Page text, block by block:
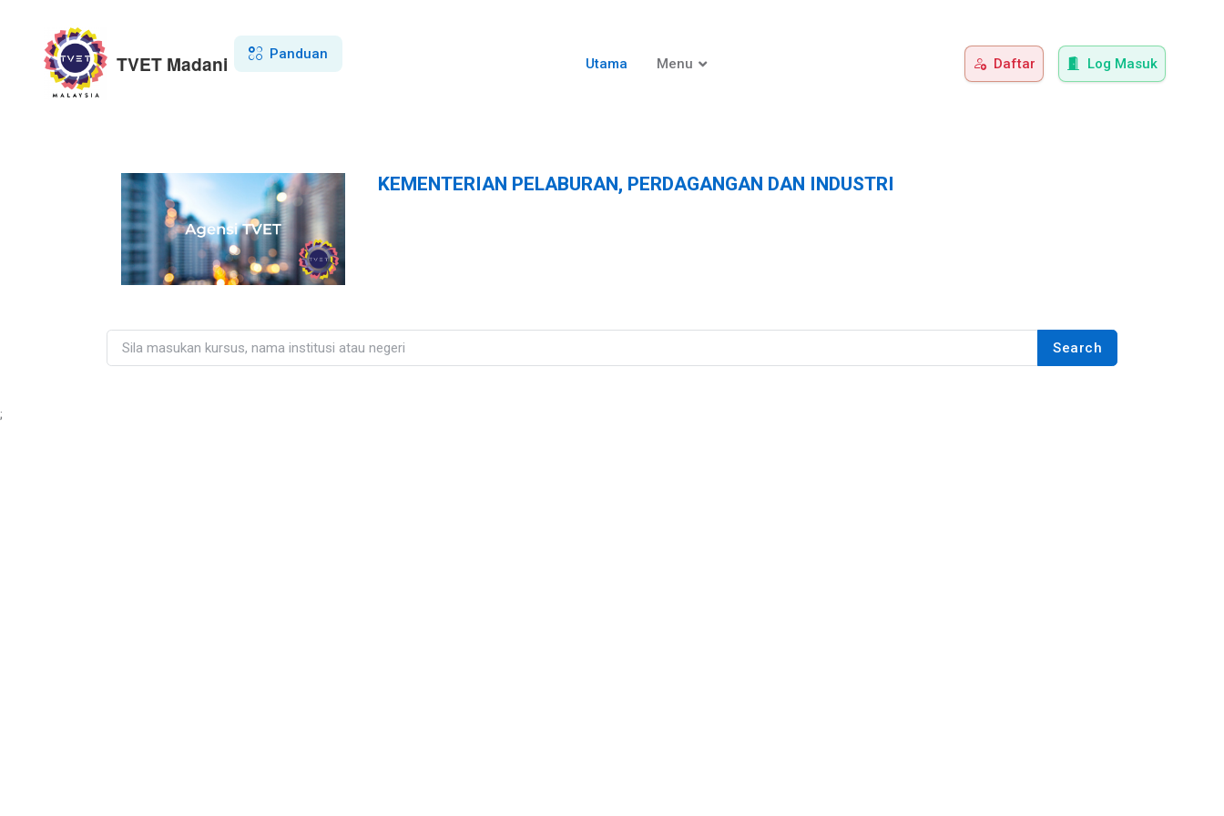
TVET Madani Panduan
Utama Menu Daftar Log Masuk
KEMENTERIAN PELABURAN, PERDAGANGAN DAN INDUSTRI
Search
;